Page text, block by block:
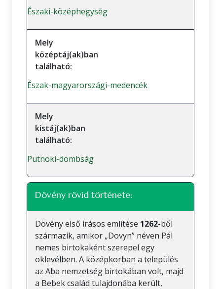
Északi-középhegység
Mely
középtáj(ak)ban
található:
Észak-magyarországi-medencék
Mely
kistáj(ak)ban
található:
Putnoki-dombság
Dövény rövid története:
Dövény első írásos említése 1262-ből
származik, amikor „Dovyn” néven Pál
nemes birtokaként szerepel egy
oklevélben. A középkorban a település
az Aba nemzetség birtokában volt, majd
a Bebek család tulajdonába került,